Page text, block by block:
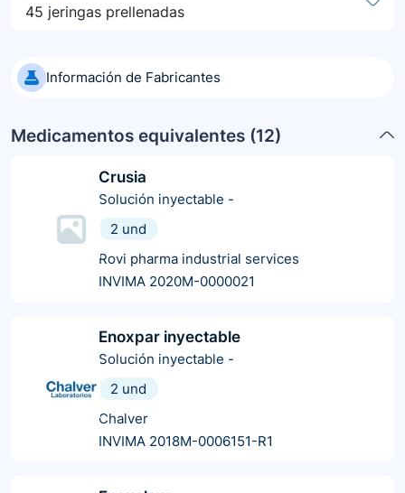
45 jeringas prellenadas
Información de Fabricantes
Medicamentos equivalentes (12)
Crusia
Solución inyectable -
2 und
Rovi pharma industrial services
INVIMA 2020M-0000021
Enoxpar inyectable
Solución inyectable -
2 und
Chalver
INVIMA 2018M-0006151-R1